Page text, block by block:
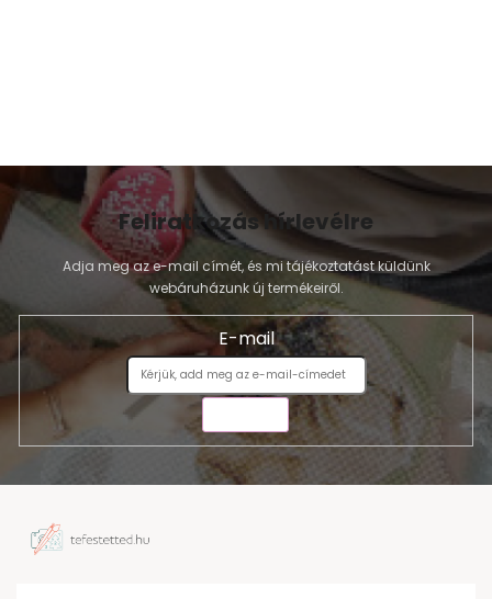
Feliratkozás hírlevélre
Adja meg az e-mail címét, és mi tájékoztatást küldünk
webáruházunk új termékeiről.
E-mail